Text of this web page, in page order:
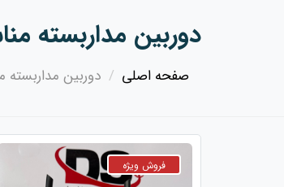
دوربین مداربسته
صفحه اصلی دوربین مداربسته